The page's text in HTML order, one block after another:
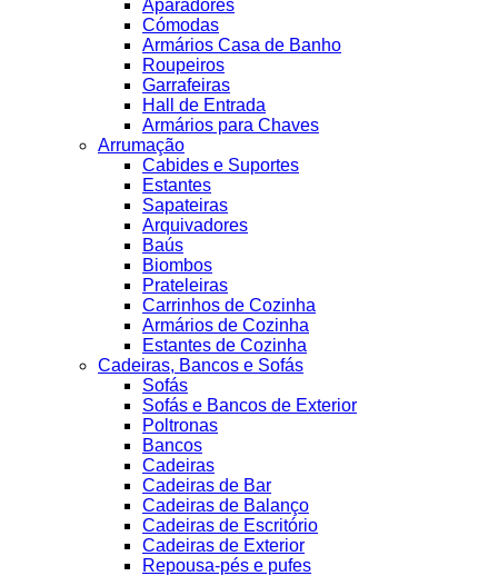
Aparadores
Cómodas
Armários Casa de Banho
Roupeiros
Garrafeiras
Hall de Entrada
Armários para Chaves
Arrumação
Cabides e Suportes
Estantes
Sapateiras
Arquivadores
Baús
Biombos
Prateleiras
Carrinhos de Cozinha
Armários de Cozinha
Estantes de Cozinha
Cadeiras, Bancos e Sofás
Sofás
Sofás e Bancos de Exterior
Poltronas
Bancos
Cadeiras
Cadeiras de Bar
Cadeiras de Balanço
Cadeiras de Escritório
Cadeiras de Exterior
Repousa-pés e pufes